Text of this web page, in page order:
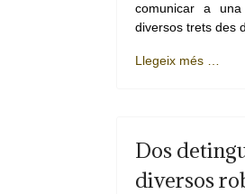
comunicar a
diversos trets des
Llegeix més …
Dos
diversos